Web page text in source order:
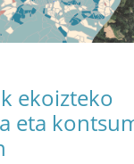
ekoizteko
eta